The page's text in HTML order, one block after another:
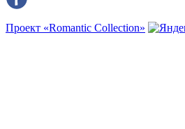
Проект «Romantic Collection»